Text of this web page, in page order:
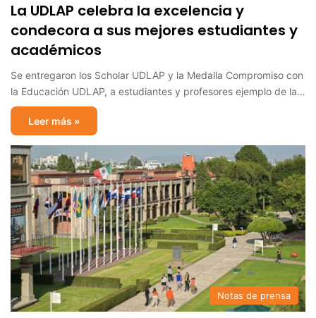
La UDLAP celebra la excelencia y
condecora a sus mejores estudiantes y
académicos
Se entregaron los Scholar UDLAP y la Medalla Compromiso con
la Educación UDLAP, a estudiantes y profesores ejemplo de la…
Leer más »
Notas de prensa